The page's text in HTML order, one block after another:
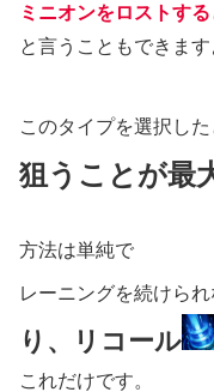
ミニオンをロストす
と言うこともできます
このタイプを選択し
狙うことが最
方法は単純で
レーニングを続けら
り、リコール
これだけです。